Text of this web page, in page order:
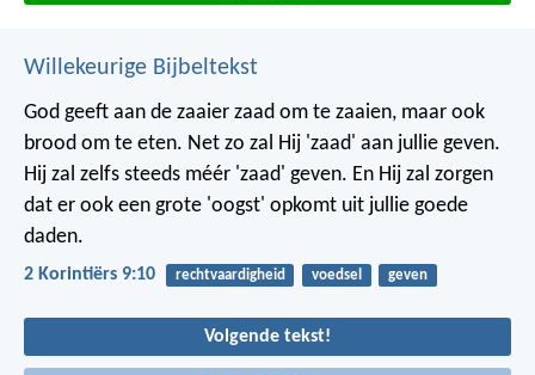
Willekeurige Bijbeltekst
God geeft aan de zaaier zaad om te zaaien, maar ook
brood om te eten. Net zo zal Hij 'zaad' aan jullie geven.
Hij zal zelfs steeds méér 'zaad' geven. En Hij zal zorgen
dat er ook een grote 'oogst' opkomt uit jullie goede
daden.
2 Korintiërs 9:10 rechtvaardigheid voedsel geven
Volgende tekst!